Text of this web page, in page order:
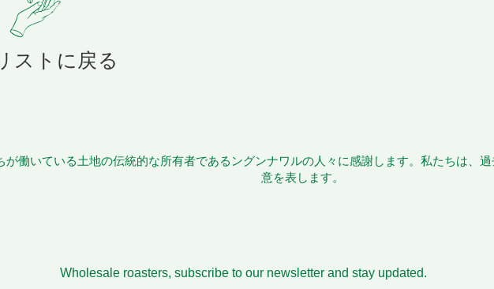
ストに戻る
が働いている土地の伝統的な所有者であるングンナワルの人々に感謝します。私たちは、
意を表します。